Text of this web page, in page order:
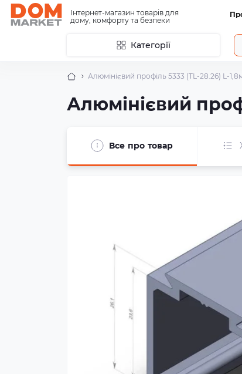
Інтернет-магазин товарів для
дому, комфорту та безпеки
Категорії
Алюмінієвий профіль 5333 (TL-28.26) L-
Алюмінієвий
Все про товар